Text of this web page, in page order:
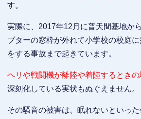
す。
実際に、2017年12月に普天間基地か
プターの窓枠が外れて小学校の校庭
をする事故まで起きています。
ヘリや戦闘機が離陸や着陸するときの
深刻化している実状もぬぐえません。
その騒音の被害は、眠れないといっ